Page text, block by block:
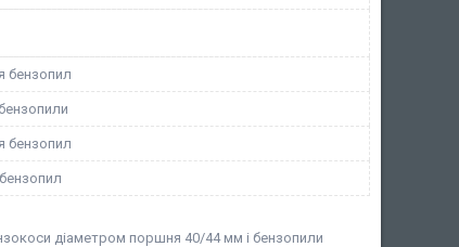
бензопил
бензопил
діаметром поршня 40/44 мм і бензопили